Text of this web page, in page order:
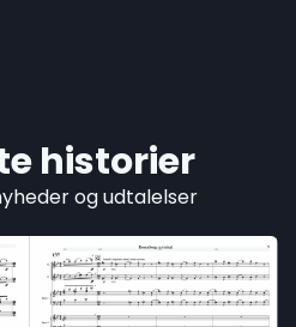
historier
og udtalelser